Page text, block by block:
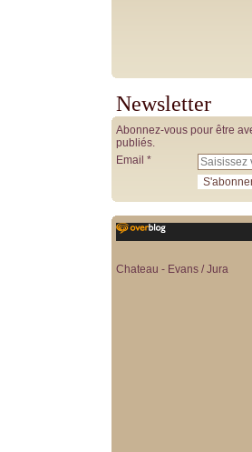
Newsletter
Abonnez-vous pour être
publiés.
Email
Chateau - Evans / Jura